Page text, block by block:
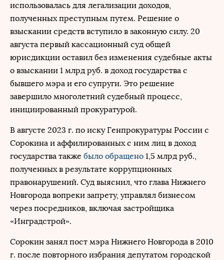
использовалась для легализации доходов,
полученных преступным путем. Решение о
взыскании средств вступило в законную силу. 20
августа первый кассационный суд общей
юрисдикции оставил без изменения судебные акты
о взыскании 1 млрд руб. в доход государства с
бывшего мэра и его супруги. Это решение
завершило многолетний судебный процесс,
инициированный прокуратурой.
В августе 2023 г. по иску Генпрокуратуры России с
Сорокина и аффилированных с ним лиц в доход
государства также было обращено 1,5 млрд руб.,
полученных в результате коррупционных
правонарушений. Суд выяснил, что глава Нижнего
Новгорода вопреки запрету, управлял бизнесом
через посредников, включая застройщика
«Инградстрой».
Сорокин занял пост мэра Нижнего Новгорода в 2010
г. после повторного избрания депутатом городской